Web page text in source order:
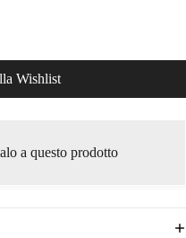
Wishlist
a questo prodotto